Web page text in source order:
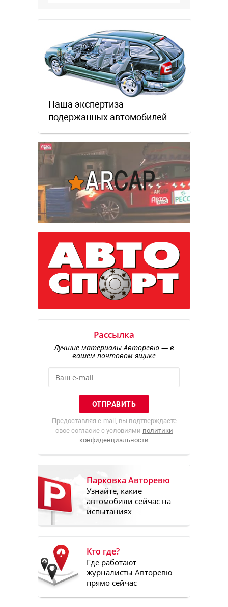
Наша экспертиза
подержанных автомобилей
Рассылка
Лучшие материалы Авторевю — в
вашем почтовом ящике
Предоставляя e-mail, вы подтверждаете
свое согласие с условиями политики
конфиденциальности
Парковка Авторевю
Узнайте, какие
автомобили сейчас на
испытаниях
Кто где?
Где работают
журналисты Авторевю
прямо сейчас